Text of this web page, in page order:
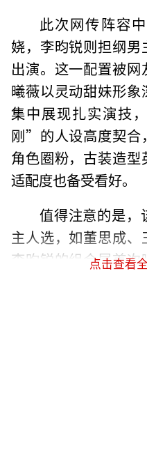
此次网传阵容
娆，李昀锐则担纲
出演。这一配置被
曦薇以灵动甜妹形
集中展现扎实演技
刚”的人设高度契合
角色圈粉，古装造
适配度也备受看好。
值得注意的是，
主人选，如董思成
李昀锐的组合属首
点击查看